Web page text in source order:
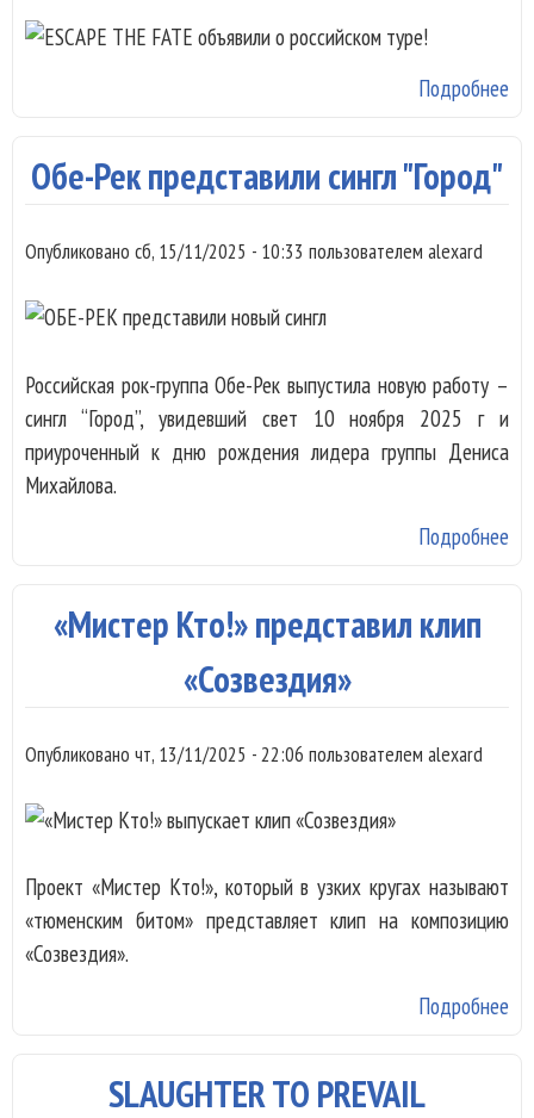
Подробнее
Обе-Рек представили сингл "Город"
Опубликовано сб, 15/11/2025 - 10:33 пользователем alexard
Российская рок-группа Обе-Рек выпустила новую работу –
сингл “Город”, увидевший свет 10 ноября 2025 г и
приуроченный к дню рождения лидера группы Дениса
Михайлова.
Подробнее
«Мистер Кто!» представил клип
«Созвездия»
Опубликовано чт, 13/11/2025 - 22:06 пользователем alexard
Проект «Мистер Кто!», который в узких кругах называют
«тюменским битом» представляет клип на композицию
«Созвездия».
Подробнее
SLAUGHTER TO PREVAIL